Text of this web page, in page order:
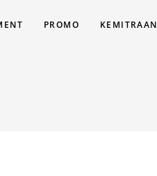
PROMO KEMITRAAN